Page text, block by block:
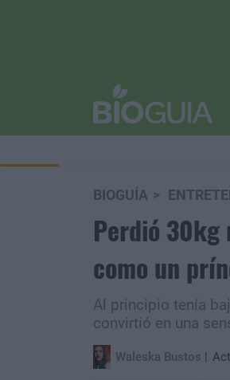
BIOGUÍA
Perdió 30kg
como un
Al principio tenía
convirtió en una
Waleska Bustos